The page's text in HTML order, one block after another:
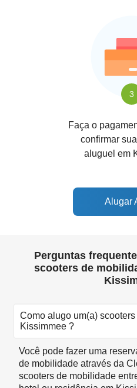
3
Faça o
confirmar
aluguel em
Alugar
Perguntas
scooters de
Como alugo um(a)
Kissimmee ?
Você pode fazer uma
de mobilidade através da
scooters de mobilidade